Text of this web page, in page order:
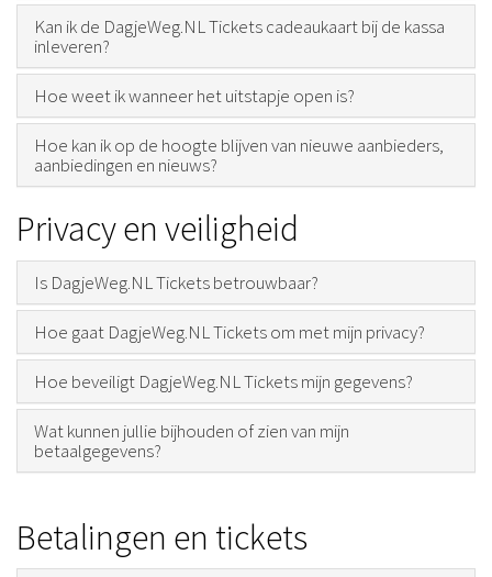
Kan ik de DagjeWeg.NL Tickets cadeaukaart bij de kassa
inleveren?
Hoe weet ik wanneer het uitstapje open is?
Hoe kan ik op de hoogte blijven van nieuwe aanbieders,
aanbiedingen en nieuws?
Privacy en veiligheid
Is DagjeWeg.NL Tickets betrouwbaar?
Hoe gaat DagjeWeg.NL Tickets om met mijn privacy?
Hoe beveiligt DagjeWeg.NL Tickets mijn gegevens?
Wat kunnen jullie bijhouden of zien van mijn
betaalgegevens?
Betalingen en tickets